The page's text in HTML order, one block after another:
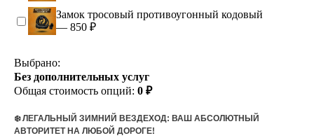
Замок тросовый противоугонный кодовый
— 850 ₽
Выбрано:
Без дополнительных услуг
Общая стоимость опций: 0 ₽
❄️ ЛЕГАЛЬНЫЙ ЗИМНИЙ ВЕЗДЕХОД: ВАШ АБСОЛЮТНЫЙ
АВТОРИТЕТ НА ЛЮБОЙ ДОРОГЕ!